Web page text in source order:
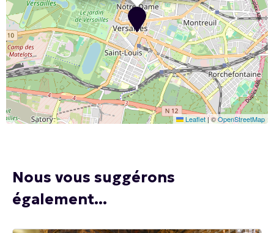
Leaflet|©OpenStreetMap
Nous vous suggérons
également...